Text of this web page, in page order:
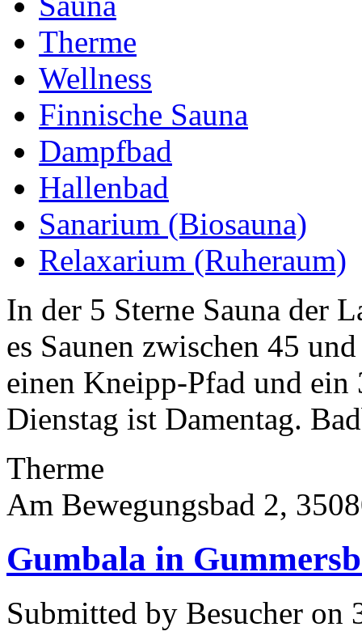
Therme
Wellness
Finnische Sauna
Dampfbad
Hallenbad
Sanarium (Biosauna)
Relaxarium (Ruheraum)
In der 5 Sterne Sauna der
es Saunen zwischen 45
einen Kneipp-Pfad und ein
Dienstag ist Damentag.
Therme
Am Bewegungsbad 2,
Gumbala in
Submitted by Besucher on